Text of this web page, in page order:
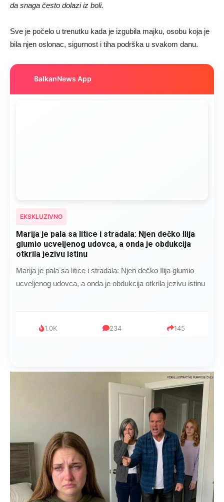
da snaga često dolazi iz boli.
Sve je počelo u trenutku kada je izgubila majku, osobu koja je
bila njen oslonac, sigurnost i tiha podrška u svakom danu.
BalkanNews App
EKSKLUZIVNO
Marija je pala sa litice i stradala: Njen dečko Ilija
glumio ucveljenog udovca, a onda je obdukcija
otkrila jezivu istinu
Marija je pala sa litice i stradala: Njen dečko Ilija glumio
ucveljenog udovca, a onda je obdukcija otkrila jezivu istinu
1.0K 234 145